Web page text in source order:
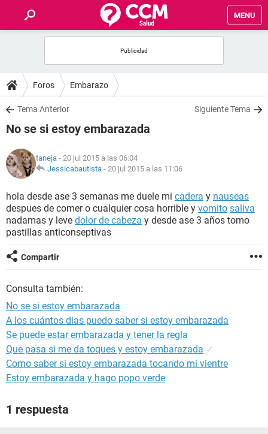
MENU
FOROS
SALUD
NUTRICIÓN
BIENESTAR
SEXUALIDAD
GLOSARIO
Foros Embarazo
Tema Anterior Siguiente Tema
No se si estoy embarazada
taneja - 20 jul 2015 a las 06:04
Jessicabautista - 20 jul 2015 a las 11:06
hola desde ase 3 semanas me duele mi cadera y nauseas
despues de comer o cualquier cosa horrible y vomito saliva
nadamas y leve dolor de cabeza y desde ase 3 años tomo
pastillas anticonseptivas
Compartir
Consulta también:
No se si estoy embarazada
A los cuántos dias puedo saber si estoy embarazada
Se puede estar embarazada y tener la regla
Que pasa si me da toques y estoy embarazada ✓
Como saber si estoy embarazada tocando mi vientre
Estoy embarazada y hago popo verde
1 respuesta